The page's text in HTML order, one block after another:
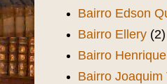
Bairro Edson
Bairro Ellery (2)
Bairro
Bairro Joaquim